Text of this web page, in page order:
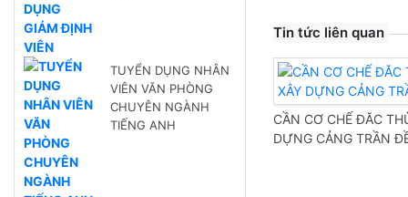
TUYỂN DỤNG NHÂN
VIÊN VĂN PHÒNG
CHUYÊN NGÀNH
TIẾNG ANH
Tin tức liên quan
CẦN CƠ CHẾ ĐĂC
DỰNG CẢNG TRẦN